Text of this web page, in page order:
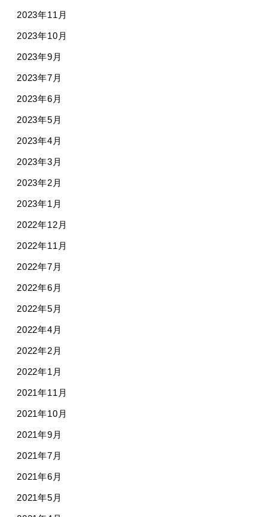
2023年11月
2023年10月
2023年9月
2023年7月
2023年6月
2023年5月
2023年4月
2023年3月
2023年2月
2023年1月
2022年12月
2022年11月
2022年7月
2022年6月
2022年5月
2022年4月
2022年2月
2022年1月
2021年11月
2021年10月
2021年9月
2021年7月
2021年6月
2021年5月